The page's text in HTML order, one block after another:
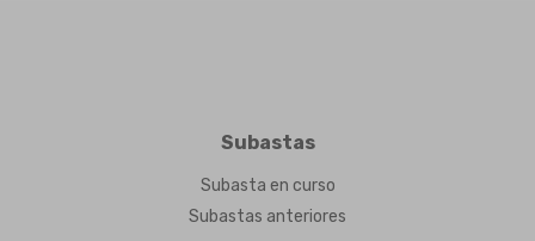
Subastas
Subasta en curso
Subastas anteriores